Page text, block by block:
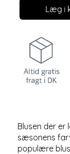
Læg i
Blusen der er
sæsonens
populære